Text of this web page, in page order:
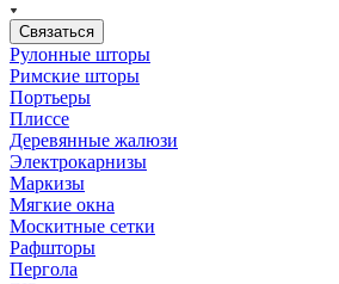
Связаться
Рулонные шторы
Римские шторы
Портьеры
Плиссе
Деревянные жалюзи
Электрокарнизы
Маркизы
Мягкие окна
Москитные сетки
Рафшторы
Пергола